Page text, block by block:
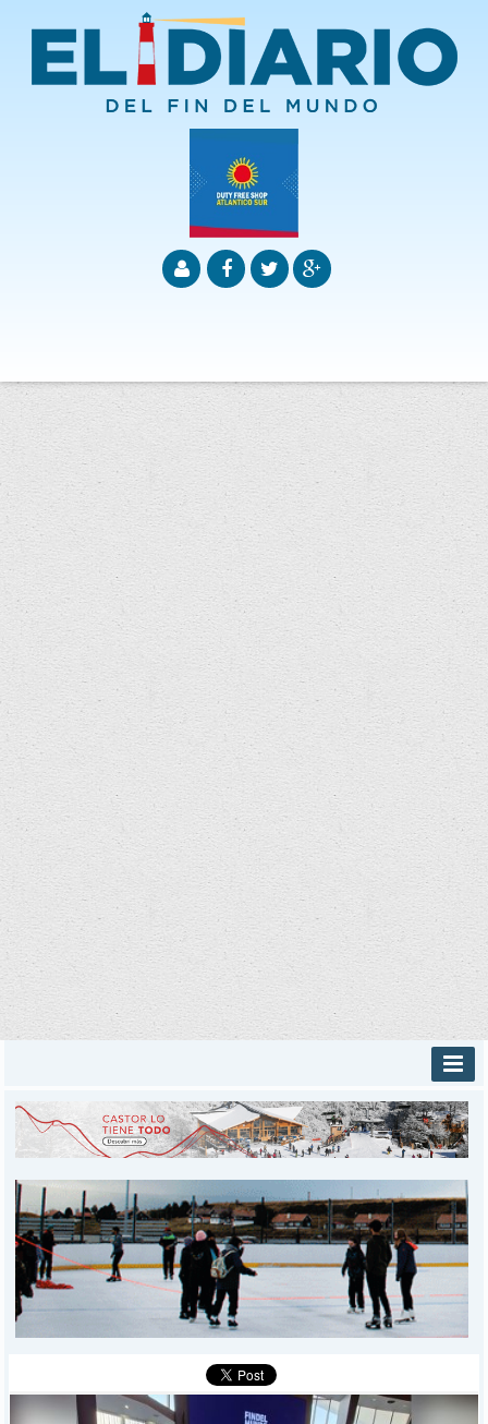
INICIO
PROVINCIALES
DEPORTES
POLICIALES
I-DIARIO
MÁS
BÚSQUEDA